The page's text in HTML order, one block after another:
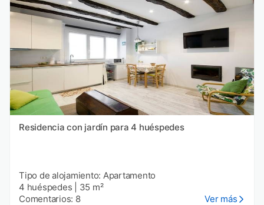
Residencia con jardín para 4 huéspedes
Tipo de alojamiento: Apartamento
4 huéspedes
35 m²
Comentarios: 8
Ver más